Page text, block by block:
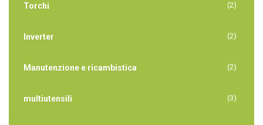
Torchi (2)
Inverter (2)
Manutenzione e ricambistica (2)
multiutensili (3)